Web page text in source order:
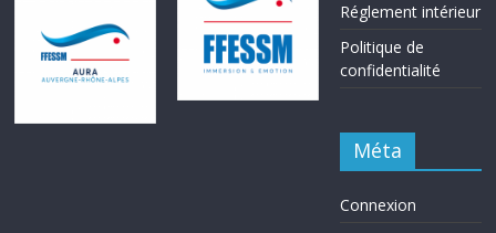
Réglement intérieur
Politique de
confidentialité
Méta
Connexion